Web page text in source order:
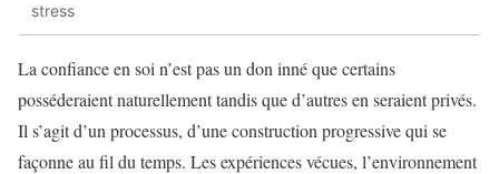
stress
La confiance en soi n’est pas un don inné que certains
posséderaient naturellement tandis que d’autres en seraient privés.
Il s’agit d’un processus, d’une construction progressive qui se
façonne au fil du temps. Les expériences vécues, l’environnement